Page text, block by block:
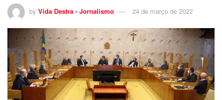
by Vida Destra - Jornalismo 24 de março de 2022